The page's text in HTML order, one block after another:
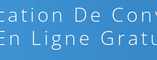
De
Ligne